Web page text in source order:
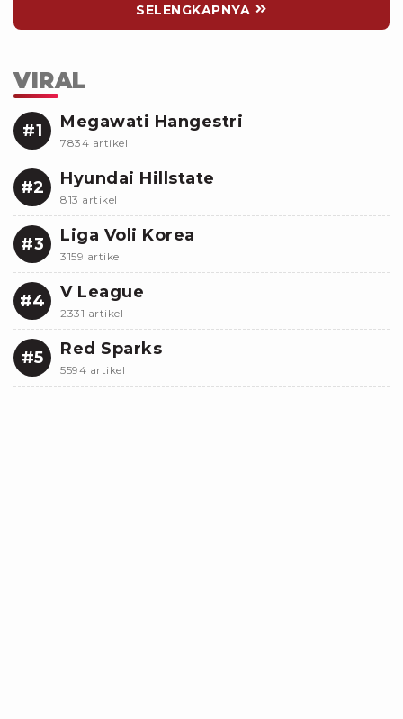
SELENGKAPNYA
VIRAL
#1 Megawati Hangestri
7834 artikel
#2 Hyundai Hillstate
813 artikel
#3 Liga Voli Korea
3159 artikel
#4 V League
2331 artikel
#5 Red Sparks
5594 artikel